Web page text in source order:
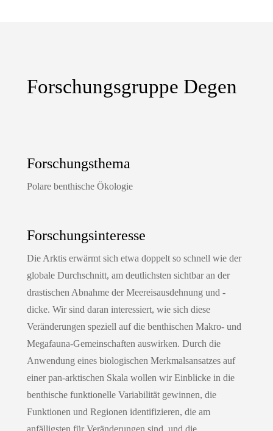
Forschungsgruppe Degen
Forschungsthema
Polare benthische Ökologie
Forschungsinteresse
Die Arktis erwärmt sich etwa doppelt so schnell wie der
globale Durchschnitt, am deutlichsten sichtbar an der
drastischen Abnahme der Meereisausdehnung und -
dicke. Wir sind daran interessiert, wie sich diese
Veränderungen speziell auf die benthischen Makro- und
Megafauna-Gemeinschaften auswirken. Durch die
Anwendung eines biologischen Merkmalsansatzes auf
einer pan-arktischen Skala wollen wir Einblicke in die
benthische funktionelle Variabilität gewinnen, die
Funktionen und Regionen identifizieren, die am
anfälligsten für Veränderungen sind, und die